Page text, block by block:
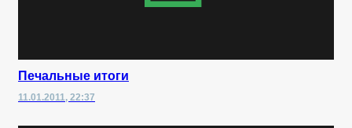
Печальные итоги
11.01.2011, 22:37